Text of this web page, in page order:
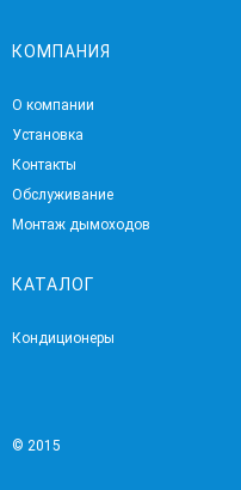
КОМПАНИЯ
О компании
Установка
Контакты
Обслуживание
Монтаж дымоходов
КАТАЛОГ
Кондиционеры
© 2015